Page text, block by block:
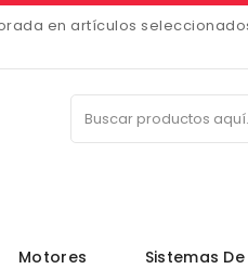
en artículos
Motores Sistemas